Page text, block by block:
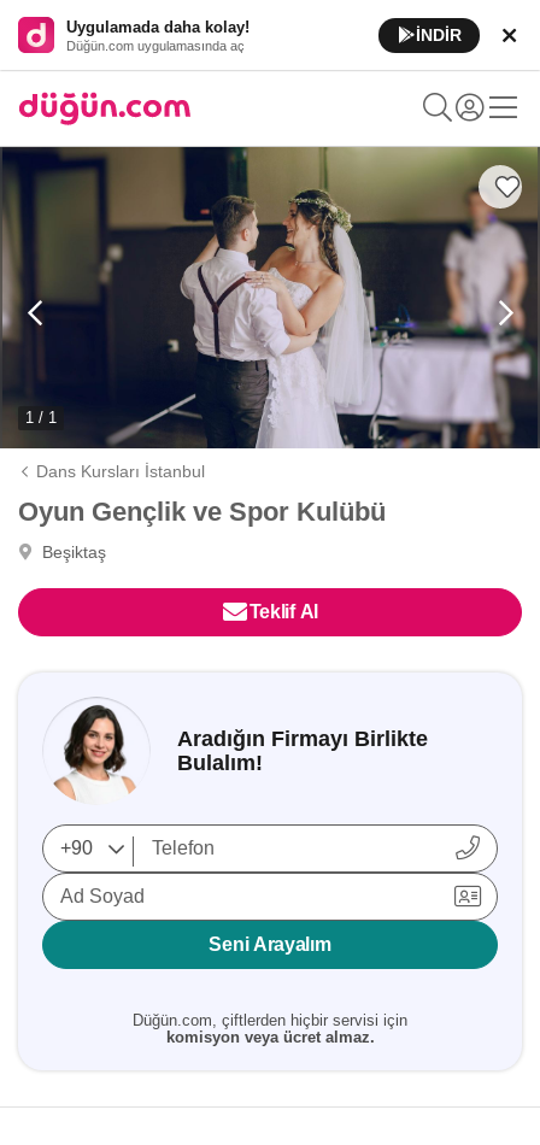
Uygulamada daha kolay!
Düğün.com uygulamasında aç
İNDİR
1 / 1
Dans Kursları İstanbul
Oyun Gençlik ve Spor Kulübü
Beşiktaş
Teklif Al
Aradığın Firmayı Birlikte
Bulalım!
Ad Soyad
Seni Arayalım
Düğün.com, çiftlerden hiçbir servisi için
komisyon veya ücret almaz.